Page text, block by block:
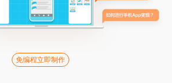
免编程立即制作